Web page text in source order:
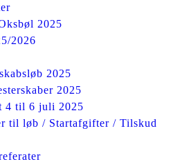
2025
2026
2025
2025
4 til 6 juli 2025
til løb / Startafgifter / Tilskud